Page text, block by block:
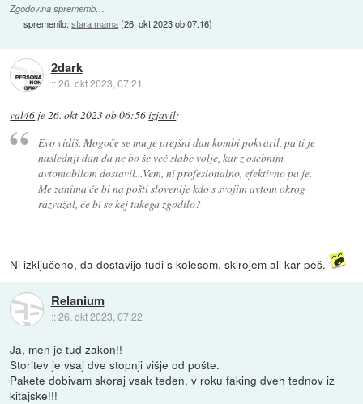
Zgodovina sprememb…
spremenilo:stara mama(26. okt 2023 ob 07:16)
2dark
::26. okt 2023, 07:21
val46 je26. okt 2023 ob 06:56izjavil:
Evo vidiš. Mogoče se mu je prejšni dan kombi pokvaril, pa ti je
naslednji dan da ne bo še več slabe volje, kar z osebnim
avtomobilom dostavil...Vem, ni profesionalno, efektivno pa je.
Me zanima če bi na pošti slovenije kdo s svojim avtom okrog
razvažal, če bi se kej takega zgodilo?
Ni izključeno, da dostavijo tudi s kolesom, skirojem ali kar peš.
Relanium
::26. okt 2023, 07:22
Ja, men je tud zakon!!
Storitev je vsaj dve stopnji višje od pošte.
Pakete dobivam skoraj vsak teden, v roku faking dveh tednov iz
kitajske!!!